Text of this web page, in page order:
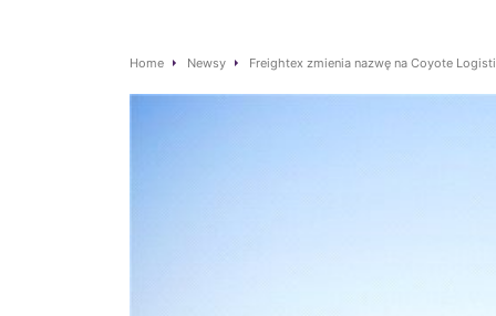
Home Newsy Freightex zmienia nazwę na Coyote